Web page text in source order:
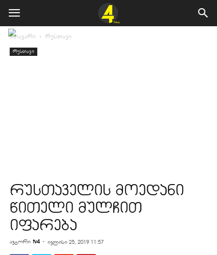
მთავარი რუსთავი
რუსთავი
რუსთაველის მოედანი
წითელი მულჩით
იფარება
ავტორი tv4 - ივლისი 25, 2019 11:57